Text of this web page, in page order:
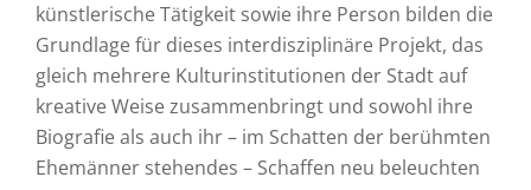
künstlerische Tätigkeit sowie ihre Person bilden die
Grundlage für dieses interdisziplinäre Projekt, das
gleich mehrere Kulturinstitutionen der Stadt auf
kreative Weise zusammenbringt und sowohl ihre
Biografie als auch ihr – im Schatten der berühmten
Ehemänner stehendes – Schaffen neu beleuchten